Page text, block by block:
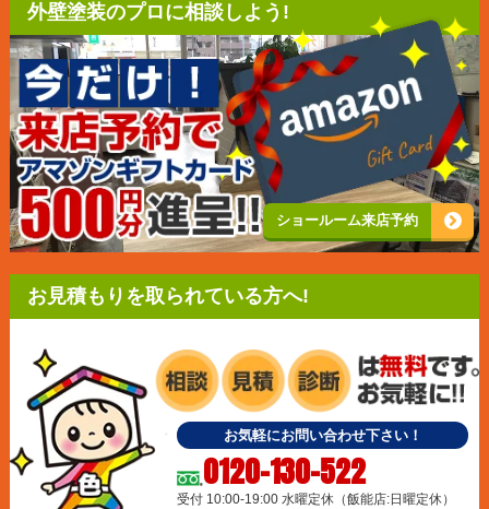
外壁塗装のプロに相談しよう!
ショールーム来店予約
お見積もりを取られている方へ!
お気軽にお問い合わせ下さい！
0120-130-522
受付 10:00-19:00 水曜定休（飯能店:日曜定休）